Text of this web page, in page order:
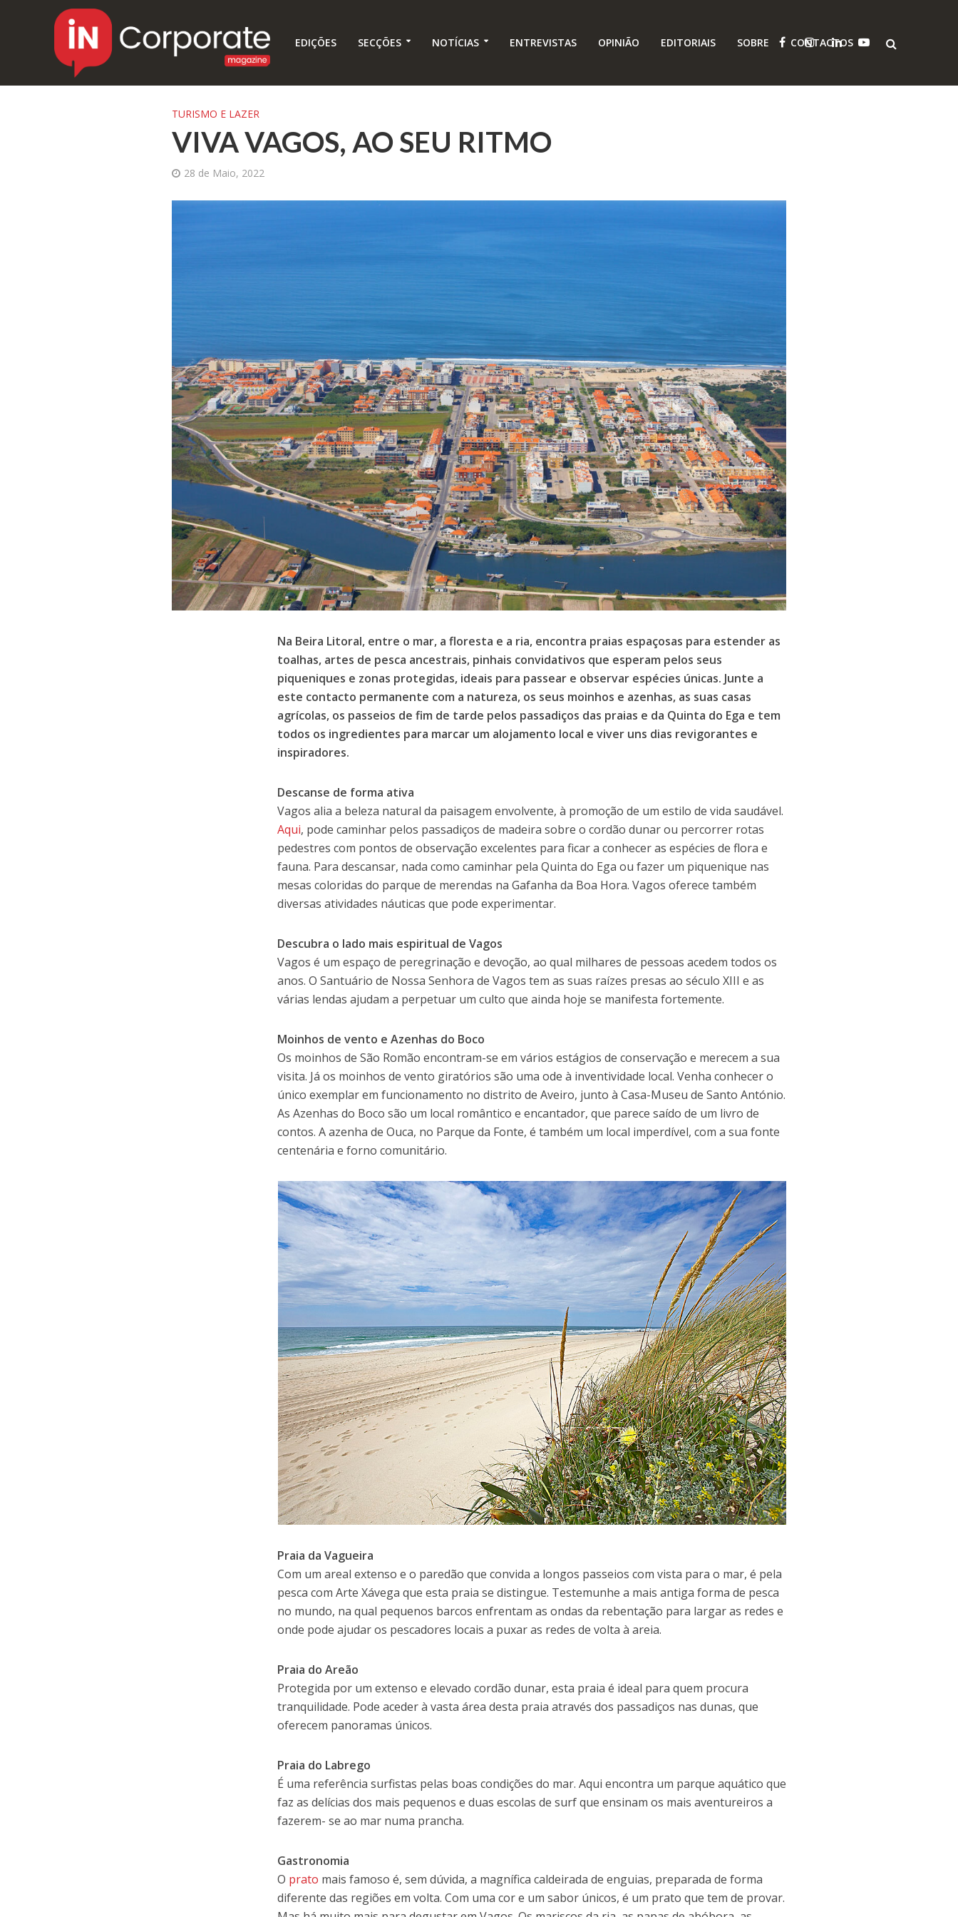
EDIÇÕES SECÇÕES NOTÍCIAS ENTREVISTAS OPINIÃO EDITORIAIS SOBRE CONTACTOS
TURISMO E LAZER
VIVA VAGOS, AO SEU RITMO
28 de Maio, 2022
Na Beira Litoral, entre o mar, a floresta e a ria, encontra praias espaçosas para estender as
toalhas, artes de pesca ancestrais, pinhais convidativos que esperam pelos seus
piqueniques e zonas protegidas, ideais para passear e observar espécies únicas. Junte a
este contacto permanente com a natureza, os seus moinhos e azenhas, as suas casas
agrícolas, os passeios de fim de tarde pelos passadiços das praias e da Quinta do Ega e tem
todos os ingredientes para marcar um alojamento local e viver uns dias revigorantes e
inspiradores.
Descanse de forma ativa
Vagos alia a beleza natural da paisagem envolvente, à promoção de um estilo de vida saudável.
Aqui, pode caminhar pelos passadiços de madeira sobre o cordão dunar ou percorrer rotas
pedestres com pontos de observação excelentes para ficar a conhecer as espécies de flora e
fauna. Para descansar, nada como caminhar pela Quinta do Ega ou fazer um piquenique nas
mesas coloridas do parque de merendas na Gafanha da Boa Hora. Vagos oferece também
diversas atividades náuticas que pode experimentar.
Descubra o lado mais espiritual de Vagos
Vagos é um espaço de peregrinação e devoção, ao qual milhares de pessoas acedem todos os
anos. O Santuário de Nossa Senhora de Vagos tem as suas raízes presas ao século XIII e as
várias lendas ajudam a perpetuar um culto que ainda hoje se manifesta fortemente.
Moinhos de vento e Azenhas do Boco
Os moinhos de São Romão encontram-se em vários estágios de conservação e merecem a sua
visita. Já os moinhos de vento giratórios são uma ode à inventividade local. Venha conhecer o
único exemplar em funcionamento no distrito de Aveiro, junto à Casa-Museu de Santo António.
As Azenhas do Boco são um local romântico e encantador, que parece saído de um livro de
contos. A azenha de Ouca, no Parque da Fonte, é também um local imperdível, com a sua fonte
centenária e forno comunitário.
Praia da Vagueira
Com um areal extenso e o paredão que convida a longos passeios com vista para o mar, é pela
pesca com Arte Xávega que esta praia se distingue. Testemunhe a mais antiga forma de pesca
no mundo, na qual pequenos barcos enfrentam as ondas da rebentação para largar as redes e
onde pode ajudar os pescadores locais a puxar as redes de volta à areia.
Praia do Areão
Protegida por um extenso e elevado cordão dunar, esta praia é ideal para quem procura
tranquilidade. Pode aceder à vasta área desta praia através dos passadiços nas dunas, que
oferecem panoramas únicos.
Praia do Labrego
É uma referência surfistas pelas boas condições do mar. Aqui encontra um parque aquático que
faz as delícias dos mais pequenos e duas escolas de surf que ensinam os mais aventureiros a
fazerem- se ao mar numa prancha.
Gastronomia
O prato mais famoso é, sem dúvida, a magnífica caldeirada de enguias, preparada de forma
diferente das regiões em volta. Com uma cor e um sabor únicos, é um prato que tem de provar.